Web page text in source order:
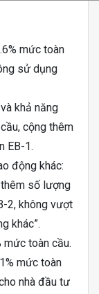
mức toàn
sử dụng
khả năng
cộng thêm
EB-1.
động khác:
số lượng
2, không vượt
khác”.
mức toàn cầu.
mức toàn
nhà đầu tư